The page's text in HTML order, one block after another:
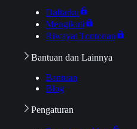
Daftarku
Mengikuti
Riwayat Tontonan
Bantuan dan Lainnya
Bantuan
Blog
Pengaturan